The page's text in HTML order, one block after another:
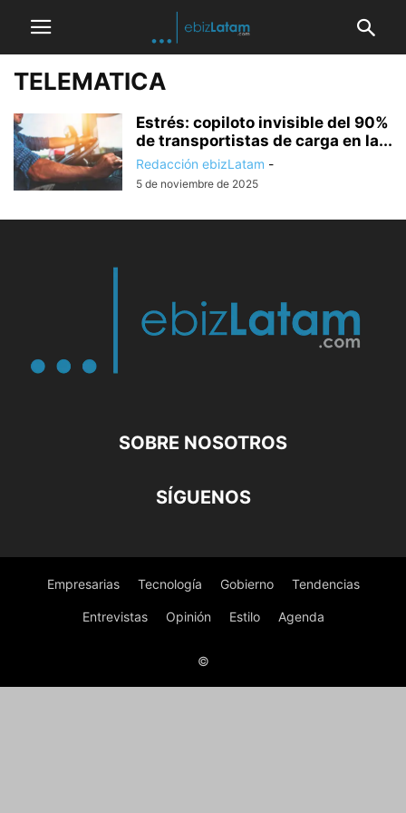
TELEMATICA
Estrés: copiloto invisible del 90%
de transportistas de carga en la...
Redacción ebizLatam -
5 de noviembre de 2025
SOBRE NOSOTROS
SÍGUENOS
Empresarias Tecnología Gobierno Tendencias
Entrevistas Opinión Estilo Agenda
©